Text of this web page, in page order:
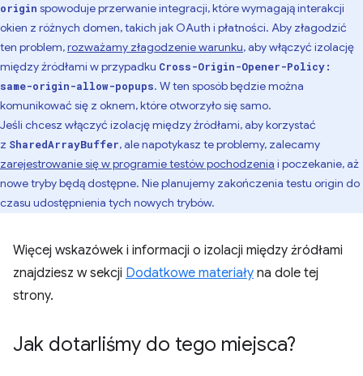
origin spowoduje przerwanie integracji, które wymagają interakcji
okien z różnych domen, takich jak OAuth i płatności. Aby złagodzić
ten problem,rozważamy złagodzenie warunku, aby włączyć izolację
między źródłami w przypadku Cross-Origin-Opener-Policy:
same-origin-allow-popups. W ten sposób będzie można
komunikować się z oknem, które otworzyło się samo.
Jeśli chcesz włączyć izolację między źródłami, aby korzystać
z SharedArrayBuffer, ale napotykasz te problemy, zalecamy
zarejestrowanie się w programie testów pochodzenia i poczekanie, aż
nowe tryby będą dostępne. Nie planujemy zakończenia testu origin do
czasu udostępnienia tych nowych trybów.
Więcej wskazówek i informacji o izolacji między źródłami
znajdziesz w sekcji Dodatkowe materiały na dole tej
strony.
Jak dotarliśmy do tego miejsca?